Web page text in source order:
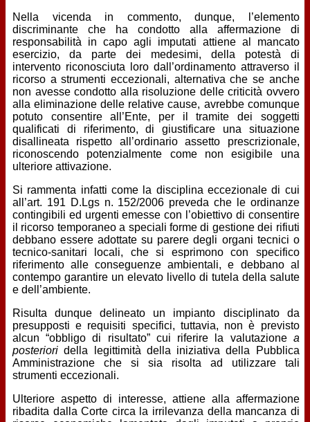
Nella vicenda in commento, dunque, l’elemento
discriminante che ha condotto alla affermazione di
responsabilità in capo agli imputati attiene al mancato
esercizio, da parte dei medesimi, della potestà di
intervento riconosciuta loro dall’ordinamento attraverso il
ricorso a strumenti eccezionali, alternativa che se anche
non avesse condotto alla risoluzione delle criticità ovvero
alla eliminazione delle relative cause, avrebbe comunque
potuto consentire all’Ente, per il tramite dei soggetti
qualificati di riferimento, di giustificare una situazione
disallineata rispetto all’ordinario assetto prescrizionale,
riconoscendo potenzialmente come non esigibile una
ulteriore attivazione.
Si rammenta infatti come la disciplina eccezionale di cui
all’art. 191 D.Lgs n. 152/2006 preveda che le ordinanze
contingibili ed urgenti emesse con l’obiettivo di consentire
il ricorso temporaneo a speciali forme di gestione dei rifiuti
debbano essere adottate su parere degli organi tecnici o
tecnico-sanitari locali, che si esprimono con specifico
riferimento alle conseguenze ambientali, e debbano al
contempo garantire un elevato livello di tutela della salute
e dell’ambiente.
Risulta dunque delineato un impianto disciplinato da
presupposti e requisiti specifici, tuttavia, non è previsto
alcun “obbligo di risultato” cui riferire la valutazione a
posteriori della legittimità della iniziativa della Pubblica
Amministrazione che si sia risolta ad utilizzare tali
strumenti eccezionali.
Ulteriore aspetto di interesse, attiene alla affermazione
ribadita dalla Corte circa la irrilevanza della mancanza di